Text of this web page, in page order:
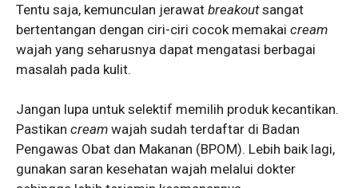
Tentu saja, kemunculan jerawat breakoutsangat
bertentangan dengan ciri-ciri cocok memakai cream
wajah yang seharusnya dapat mengatasi berbagai
masalah pada kulit.
Jangan lupa untuk selektif memilih produk kecantikan.
Pastikan cream wajah sudah terdaftar di Badan
Pengawas Obat dan Makanan (BPOM). Lebih baik lagi,
gunakan saran kesehatan wajah melalui dokter